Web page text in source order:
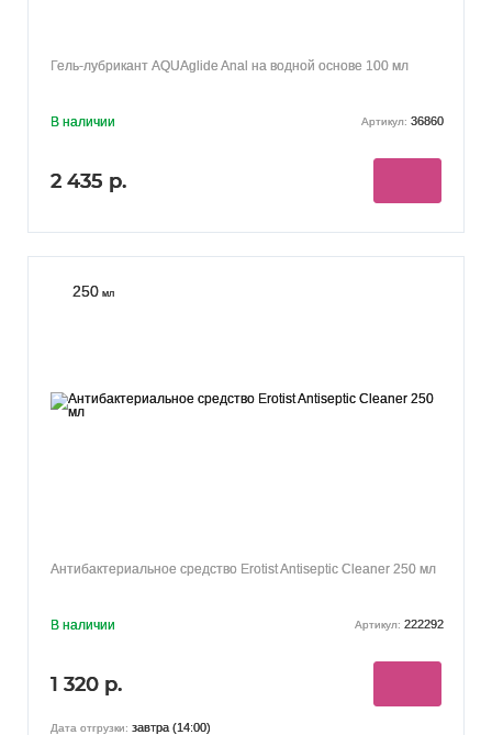
Гель-лубрикант AQUAglide Anal на водной основе 100 мл
В наличии Артикул: 36860
2 435 р.
250 мл
Антибактериальное средство Erotist Antiseptic Cleaner 250 мл
В наличии Артикул: 222292
1 320 р.
Дата отгрузки: завтра (14:00)